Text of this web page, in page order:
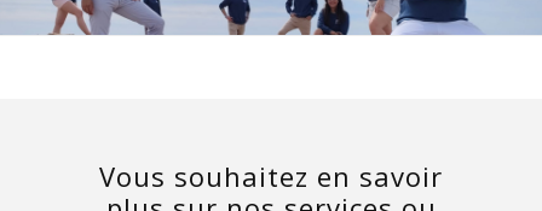
Vous souhaitez en savoir